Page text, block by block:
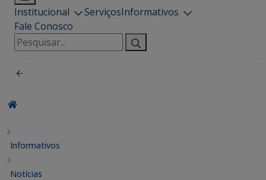
Institucional ServiçosInformativos
Fale Conosco
Pesquisar
por:
Informativos
Notícias